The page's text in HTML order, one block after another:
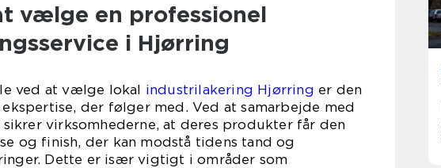
vælge en professionel
i Hjørring
ved at vælge lokal industrilakering Hjørring er den
der følger med. Ved at samarbejde med
virksomhederne, at deres produkter får den
og finish, der kan modstå tidens tand og
Dette er især vigtigt i områder som